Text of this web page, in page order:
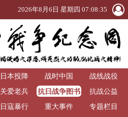
2026年8月6日 星期四 07:08:36
日本投降 战时中国
战线战役
关爱老兵
抗日战争图书
馆
抗战公益
日寇暴行 重大事件
专题栏目